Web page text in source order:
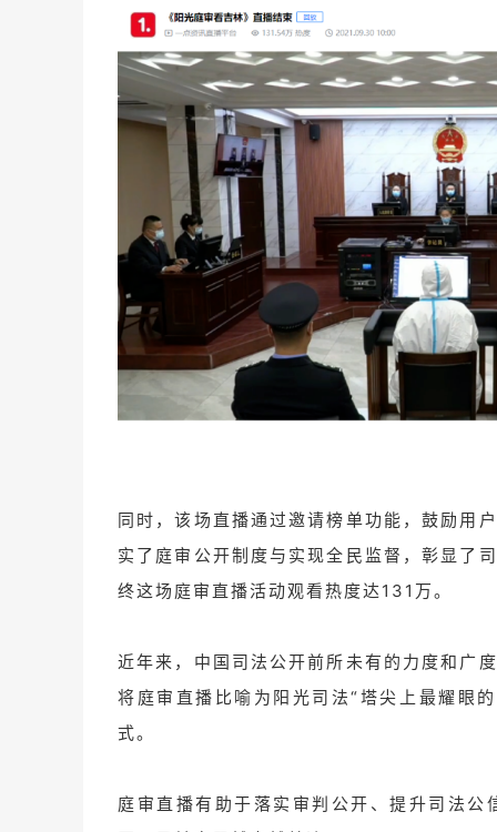
同时，该场直播通过邀请榜单功能，鼓励用
实了庭审公开制度与实现全民监督，彰显了
终这场庭审直播活动观看热度达131万。
近年来，中国司法公开前所未有的力度和广
将庭审直播比喻为阳光司法“塔尖上最耀眼
式。
庭审直播有助于落实审判公开、提升司法